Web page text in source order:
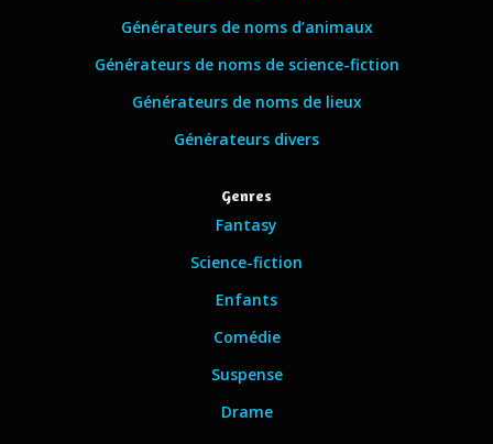
Générateurs de noms d’animaux
Générateurs de noms de science-fiction
Générateurs de noms de lieux
Générateurs divers
Genres
Fantasy
Science-fiction
Enfants
Comédie
Suspense
Drame